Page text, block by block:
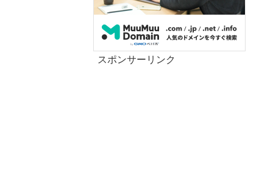
スポンサーリンク